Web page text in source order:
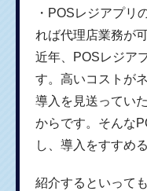
・POSレジアプリ
れば代理店業務が
近年、POSレジア
す。高いコストが
導入を見送ってい
からです。そんな
し、導入をすすめ
紹介するといって